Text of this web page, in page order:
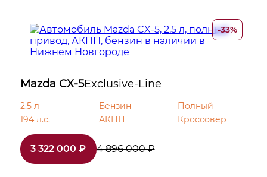
Датчик дождя
Двухцветная окраска кузова
Иммобилайзер
-33%
Mazda CX-5Exclusive-Line
2.5 л Бензин
Полный
194 л.с.
АКПП Кроссовер
3 322 000 ₽ 4 896 000 ₽